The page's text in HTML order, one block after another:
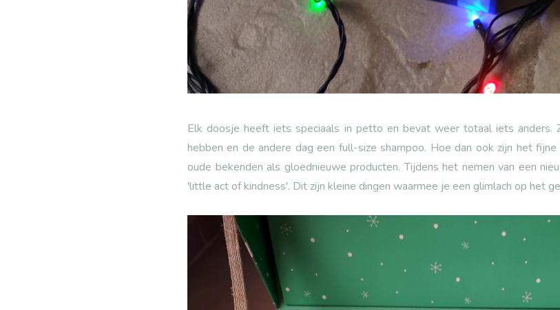
Elk doosje heeft iets speciaals in petto en bevat weer totaal iets anders.
hebben en de andere dag een full-size shampoo. Hoe dan ook zijn het
oude bekenden als gloednieuwe producten. Tijdens het nemen van een
'little act of kindness'. Dit zijn kleine dingen waarmee je een glimlach op het